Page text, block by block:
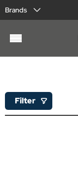
Brands
Filter